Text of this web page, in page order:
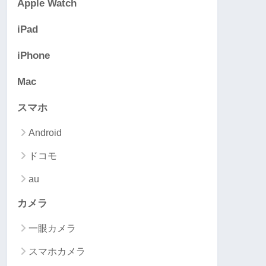
Apple Watch
iPad
iPhone
Mac
スマホ
Android
ドコモ
au
カメラ
一眼カメラ
スマホカメラ